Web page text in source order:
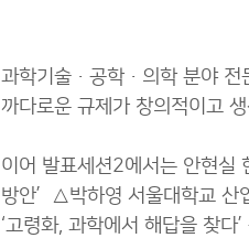
과학기술·공학·의학 분야 전
까다로운 규제가 창의적이고
이어 발표세션2에서는 안현실
방안’ △박하영 서울대학교 산
‘고령화, 과학에서 해답을 찾다